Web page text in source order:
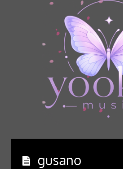
gusano